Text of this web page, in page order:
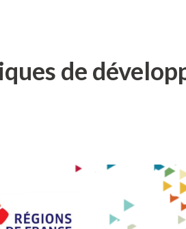
de